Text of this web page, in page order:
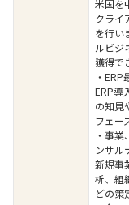
米国を
クライ
を行い
ルビジ
獲得で
・
ERP導
の知見
フェー
・事
ンサル
新規事
析、組
どの策